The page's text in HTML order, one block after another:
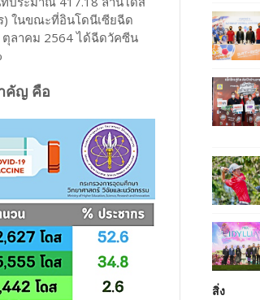
) ในขณะที่อินโดนีเซียฉีด
ลาคม 2564 ได้ฉีดวัคซีน
คัญ คือ
สิ่ง